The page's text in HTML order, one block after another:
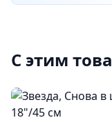
С этим